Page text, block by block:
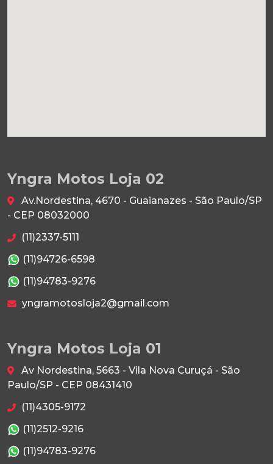
Yngra Motos Loja 02
Av.Nordestina, 4670 - Guaianazes - São Paulo/SP
- CEP 08032000
(11)2337-5111
(11)94726-6598
(11)94783-9276
yngramotosloja2@gmail.com
Yngra Motos Loja 01
Av Nordestina, 5663 - Vila Nova Curuçá - São
Paulo/SP - CEP 08431410
(11)4305-9172
(11)2512-9216
(11)94783-9276